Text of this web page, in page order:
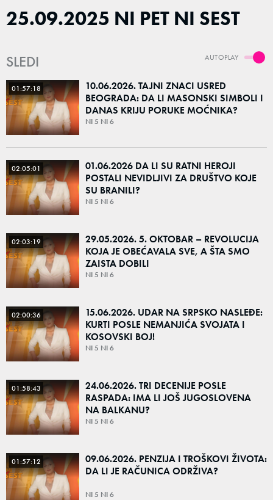
25.09.2025 NI PET NI SEST
AUTOPLAY
SLEDI
01:57:18
10.06.2026. TAJNI ZNACI USRED
BEOGRADA: DA LI MASONSKI SIMBOLI I
DANAS KRIJU PORUKE MOĆNIKA?
NI 5 NI 6
02:05:01
01.06.2026 DA LI SU RATNI HEROJI
POSTALI NEVIDLJIVI ZA DRUŠTVO KOJE
SU BRANILI?
NI 5 NI 6
02:03:19
29.05.2026. 5. OKTOBAR – REVOLUCIJA
KOJA JE OBEĆAVALA SVE, A ŠTA SMO
ZAISTA DOBILI
NI 5 NI 6
02:00:36
15.06.2026. UDAR NA SRPSKO NASLEĐE:
KURTI POSLE NEMANJIĆA SVOJATA I
KOSOVSKI BOJ!
NI 5 NI 6
01:58:43
24.06.2026. TRI DECENIJE POSLE
RASPADA: IMA LI JOŠ JUGOSLOVENA
NA BALKANU?
NI 5 NI 6
01:57:12
09.06.2026. PENZIJA I TROŠKOVI ŽIVOTA:
DA LI JE RAČUNICA ODRŽIVA?
NI 5 NI 6